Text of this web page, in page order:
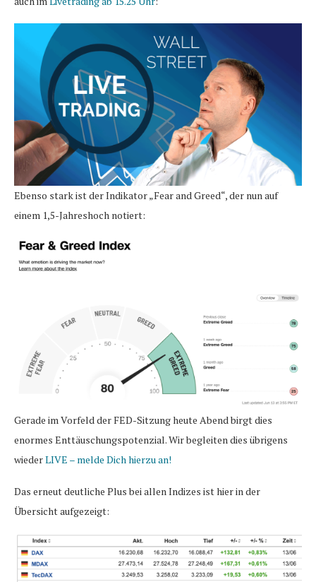
Ebenso stark ist der Indikator „Fear and Greed“, der nun auf
einem 1,5-Jahreshoch notiert:
Gerade im Vorfeld der FED-Sitzung heute Abend birgt dies
enormes Enttäuschungspotenzial. Wir begleiten dies übrigens
wiederLIVE – melde Dich hierzu an!
Das erneut deutliche Plus bei allen Indizes ist hier in der
Übersicht aufgezeigt: